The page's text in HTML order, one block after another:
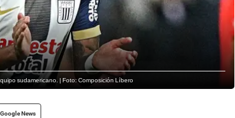
sudamericano. | Foto: Composición Líbero
News